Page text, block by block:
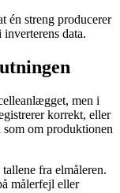
én streng producerer
data.
men i
korrekt, eller
om produktionen
fra elmåleren.
målerfejl eller